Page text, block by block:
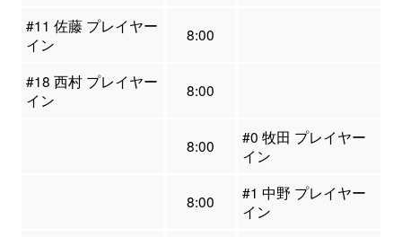
#11 佐藤 プレイヤー
イン
8:00
#18 西村 プレイヤー
イン
8:00
8:00
#0 牧田 プレイヤー
イン
8:00
#1 中野 プレイヤー
イン